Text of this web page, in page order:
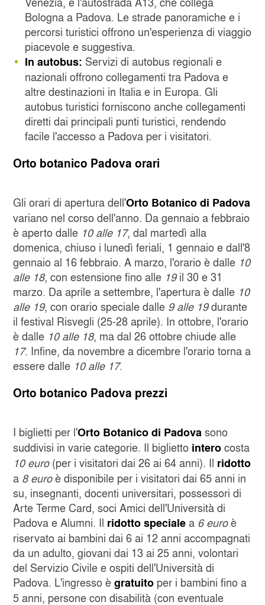
Bologna a Padova. Le strade panoramiche e i
percorsi turistici offrono un'esperienza di viaggio
piacevole e suggestiva.
In autobus: Servizi di autobus regionali e
nazionali offrono collegamenti tra Padova e
altre destinazioni in Italia e in Europa. Gli
autobus turistici forniscono anche collegamenti
diretti dai principali punti turistici, rendendo
facile l'accesso a Padova per i visitatori.
Orto botanico Padova orari
Gli orari di apertura dell'Orto Botanico di Padova
variano nel corso dell'anno. Da gennaio a febbraio
è aperto dalle 10 alle 17, dal martedì alla
domenica, chiuso i lunedì feriali, 1 gennaio e dall'8
gennaio al 16 febbraio. A marzo, l'orario è dalle 10
alle 18, con estensione fino alle 19il 30 e 31
marzo. Da aprile a settembre, l'apertura è dalle 10
alle 19, con orario speciale dalle 9 alle 19durante
il festival Risvegli (25-28 aprile). In ottobre, l'orario
è dalle 10 alle 18, ma dal 26 ottobre chiude alle
17. Infine, da novembre a dicembre l'orario torna a
essere dalle 10 alle 17.
Orto botanico Padova prezzi
I biglietti per l'Orto Botanico di Padovasono
suddivisi in varie categorie. Il biglietto interocosta
10 euro(per i visitatori dai 26 ai 64 anni). Il ridotto
a 8 euroè disponibile per i visitatori dai 65 anni in
su, insegnanti, docenti universitari, possessori di
Arte Terme Card, soci Amici dell'Università di
Padova e Alumni. Il ridotto specialea 6 euroè
riservato ai bambini dai 6 ai 12 anni accompagnati
da un adulto, giovani dai 13 ai 25 anni, volontari
del Servizio Civile e ospiti dell'Università di
Padova. L'ingresso ègratuito per i bambini fino a
5 anni, persone con disabilità (con eventuale